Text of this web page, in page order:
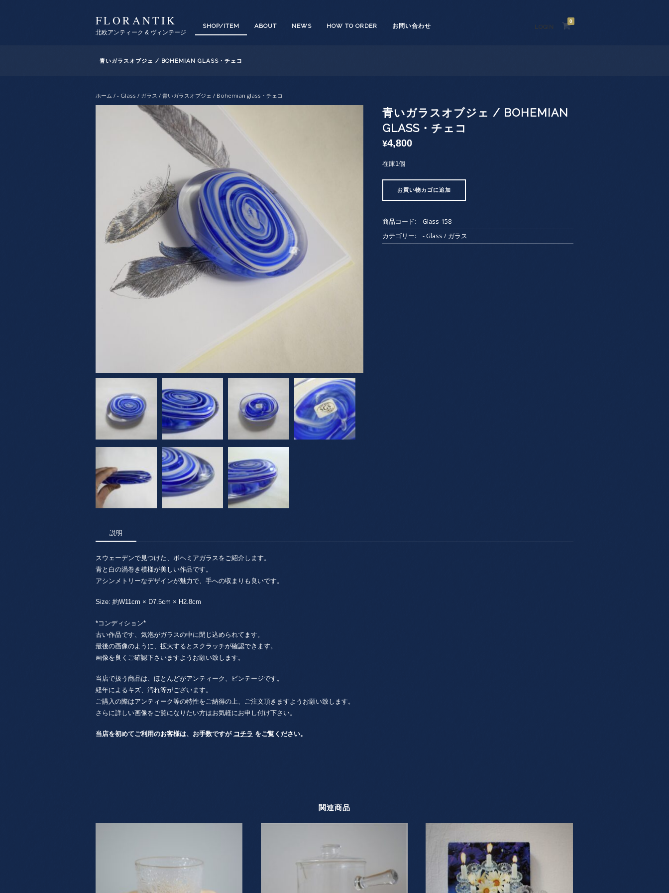
FLORANTIK
北欧アンティーク & ヴィンテージ
SHOP/ITEM ABOUT NEWS HOW TO ORDER お問い合わせ LOGIN
0
青いガラスオブジェ / BOHEMIAN GLASS・チェコ
ホーム / - Glass / ガラス / 青いガラスオブジェ / Bohemian glass・チェコ
青いガラスオブジェ / BOHEMIAN
GLASS・チェコ
¥4,800
在庫1個
ス
オ
ブ
お買い物カゴに追加
商品コード:
Glass-158
カテゴリー:
- Glass / ガラス
説明
スウェーデンで見つけた、ボヘミアガラスをご紹介します。
青と白の渦巻き模様が美しい作品です。
アシンメトリーなデザインが魅力で、手への収まりも良いです。
Size: 約W11cm × D7.5cm × H2.8cm
*コンディション*
古い作品です、気泡がガラスの中に閉じ込められてます。
最後の画像のように、拡大するとスクラッチが確認できます。
画像を良くご確認下さいますようお願い致します。
当店で扱う商品は、ほとんどがアンティーク、ビンテージです。
経年によるキズ、汚れ等がございます。
ご購入の際はアンティーク等の特性をご納得の上、ご注文頂きますようお願い致します。
さらに詳しい画像をご覧になりたい方はお気軽にお申し付け下さい。
当店を初めてご利用のお客様は、お手数ですが コチラ をご覧ください。
関連商品